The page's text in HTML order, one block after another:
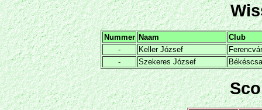
Nummer Naam
Club
-
Keller József
-
Szekeres József